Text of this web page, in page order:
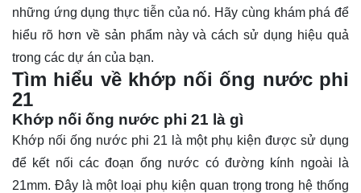
những ứng dụng thực tiễn của nó. Hãy cùng khám phá để
hiểu rõ hơn về sản phẩm này và cách sử dụng hiệu quả
trong các dự án của bạn.
Tìm hiểu về khớp nối ống nước phi
21
Khớp nối ống nước phi 21 là gì
Khớp nối ống nước phi 21 là một phụ kiện được sử dụng
để kết nối các đoạn ống nước có đường kính ngoài là
21mm. Đây là một loại phụ kiện quan trọng trong hệ thống